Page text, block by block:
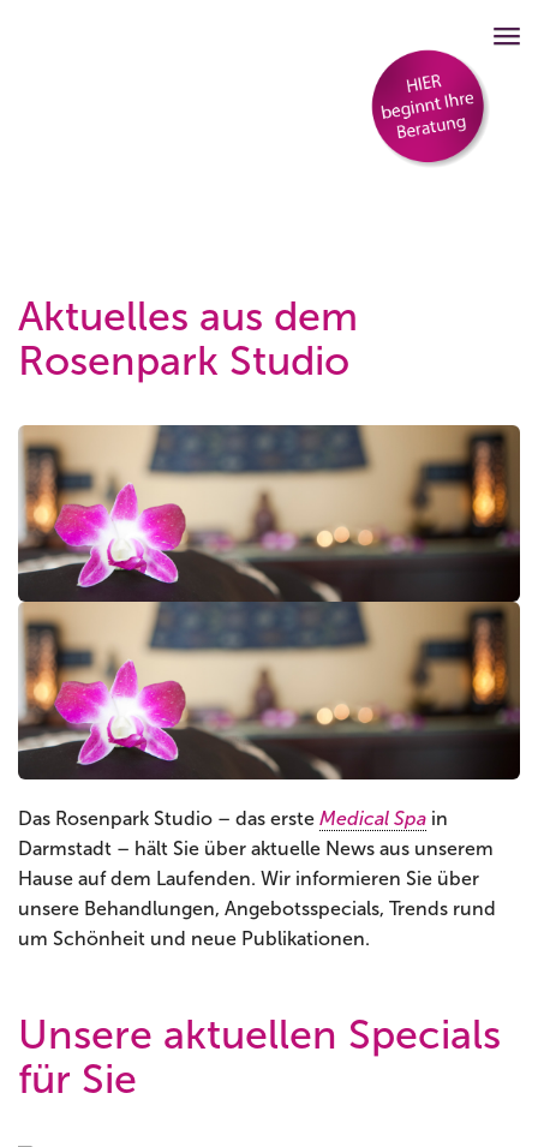
Aktuelles aus dem
Rosenpark Studio
Das Rosenpark Studio – das erste Medical Spa in
Darmstadt – hält Sie über aktuelle News aus unserem
Hause auf dem Laufenden. Wir informieren Sie über
unsere Behandlungen, Angebotsspecials, Trends rund
um Schönheit und neue Publikationen.
Unsere aktuellen Specials
für Sie